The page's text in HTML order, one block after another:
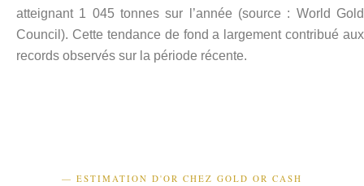
atteignant 1 045 tonnes sur l’année (source : World Gold
Council). Cette tendance de fond a largement contribué aux
records observés sur la période récente.
— ESTIMATION D'OR CHEZ GOLD OR CASH